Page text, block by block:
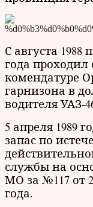
С августа 1988
года проходил
комендатуре
гарнизона в
водителя УАЗ-
5 апреля 1989
запас по
службы на
МО за №117 от
года.